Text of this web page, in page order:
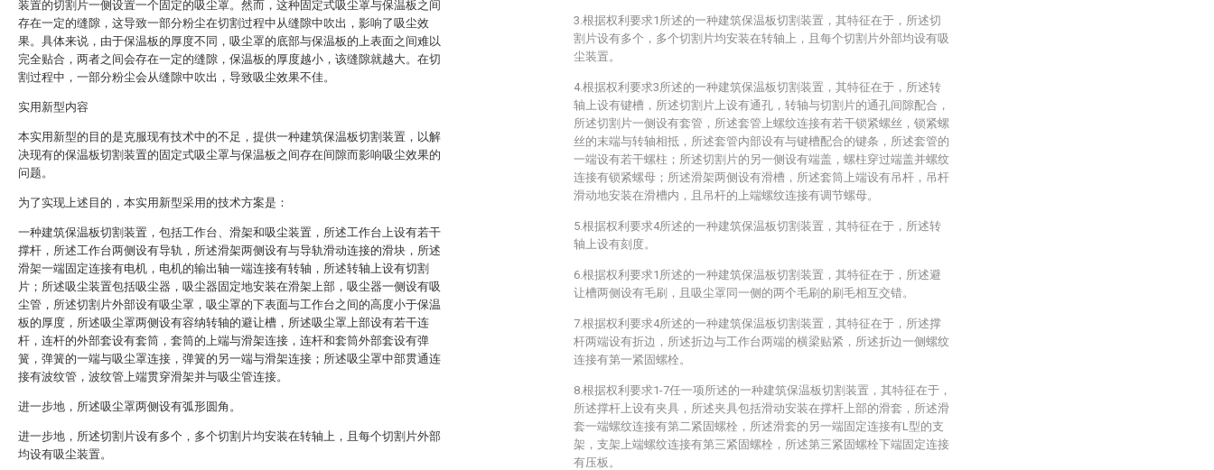
装置的切割片一侧设置一个固定的吸尘罩。然而，这种固定式吸尘罩与保温板之间
存在一定的缝隙，这导致一部分粉尘在切割过程中从缝隙中吹出，影响了吸尘效
果。具体来说，由于保温板的厚度不同，吸尘罩的底部与保温板的上表面之间难以
完全贴合，两者之间会存在一定的缝隙，保温板的厚度越小，该缝隙就越大。在切
割过程中，一部分粉尘会从缝隙中吹出，导致吸尘效果不佳。
实用新型内容
本实用新型的目的是克服现有技术中的不足，提供一种建筑保温板切割装置，以解
决现有的保温板切割装置的固定式吸尘罩与保温板之间存在间隙而影响吸尘效果的
问题。
为了实现上述目的，本实用新型采用的技术方案是：
一种建筑保温板切割装置，包括工作台、滑架和吸尘装置，所述工作台上设有若干
撑杆，所述工作台两侧设有导轨，所述滑架两侧设有与导轨滑动连接的滑块，所述
滑架一端固定连接有电机，电机的输出轴一端连接有转轴，所述转轴上设有切割
片；所述吸尘装置包括吸尘器，吸尘器固定地安装在滑架上部，吸尘器一侧设有吸
尘管，所述切割片外部设有吸尘罩，吸尘罩的下表面与工作台之间的高度小于保温
板的厚度，所述吸尘罩两侧设有容纳转轴的避让槽，所述吸尘罩上部设有若干连
杆，连杆的外部套设有套筒，套筒的上端与滑架连接，连杆和套筒外部套设有弹
簧，弹簧的一端与吸尘罩连接，弹簧的另一端与滑架连接；所述吸尘罩中部贯通连
接有波纹管，波纹管上端贯穿滑架并与吸尘管连接。
进一步地，所述吸尘罩两侧设有弧形圆角。
进一步地，所述切割片设有多个，多个切割片均安装在转轴上，且每个切割片外部
均设有吸尘装置。
3.根据权利要求1所述的一种建筑保温板切割装置，其特征在于，所述切
割片设有多个，多个切割片均安装在转轴上，且每个切割片外部均设有吸
尘装置。
4.根据权利要求3所述的一种建筑保温板切割装置，其特征在于，所述转
轴上设有键槽，所述切割片上设有通孔，转轴与切割片的通孔间隙配合，
所述切割片一侧设有套管，所述套管上螺纹连接有若干锁紧螺丝，锁紧螺
丝的末端与转轴相抵，所述套管内部设有与键槽配合的键条，所述套管的
一端设有若干螺柱；所述切割片的另一侧设有端盖，螺柱穿过端盖并螺纹
连接有锁紧螺母；所述滑架两侧设有滑槽，所述套筒上端设有吊杆，吊杆
滑动地安装在滑槽内，且吊杆的上端螺纹连接有调节螺母。
5.根据权利要求4所述的一种建筑保温板切割装置，其特征在于，所述转
轴上设有刻度。
6.根据权利要求1所述的一种建筑保温板切割装置，其特征在于，所述避
让槽两侧设有毛刷，且吸尘罩同一侧的两个毛刷的刷毛相互交错。
7.根据权利要求4所述的一种建筑保温板切割装置，其特征在于，所述撑
杆两端设有折边，所述折边与工作台两端的横梁贴紧，所述折边一侧螺纹
连接有第一紧固螺栓。
8.根据权利要求1-7任一项所述的一种建筑保温板切割装置，其特征在于，
所述撑杆上设有夹具，所述夹具包括滑动安装在撑杆上部的滑套，所述滑
套一端螺纹连接有第二紧固螺栓，所述滑套的另一端固定连接有L型的支
架，支架上端螺纹连接有第三紧固螺栓，所述第三紧固螺栓下端固定连接
有压板。